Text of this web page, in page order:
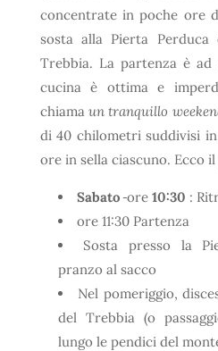
concentrate in poche ore
sosta alla Pierta
Trebbia. La partenza è
cucina è ottima e
chiamaun tranquillo
di 40 chilometri suddivisi
ore in sella ciascuno. Ecco
Sabato ore 10:30 :
ore 11:30 Partenza
Sosta presso la
pranzo al sacco
Nel pomeriggio,
del Trebbia (o
lungo le pendici del